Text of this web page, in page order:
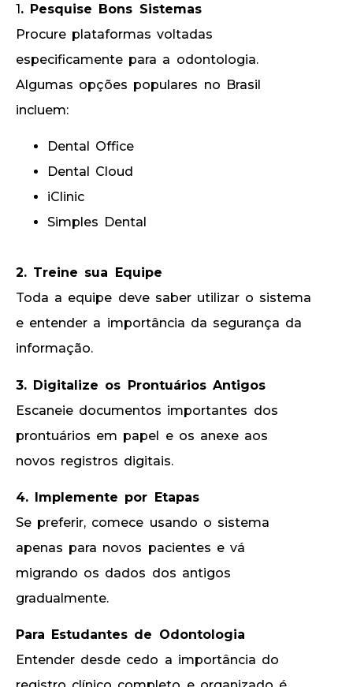
1. Pesquise Bons Sistemas
Procure plataformas voltadas
especificamente para a odontologia.
Algumas opções populares no Brasil
incluem:
Dental Office
Dental Cloud
iClinic
Simples Dental
2. Treine sua Equipe
Toda a equipe deve saber utilizar o sistema
e entender a importância da segurança da
informação.
3. Digitalize os Prontuários Antigos
Escaneie documentos importantes dos
prontuários em papel e os anexe aos
novos registros digitais.
4. Implemente por Etapas
Se preferir, comece usando o sistema
apenas para novos pacientes e vá
migrando os dados dos antigos
gradualmente.
Para Estudantes de Odontologia
Entender desde cedo a importância do